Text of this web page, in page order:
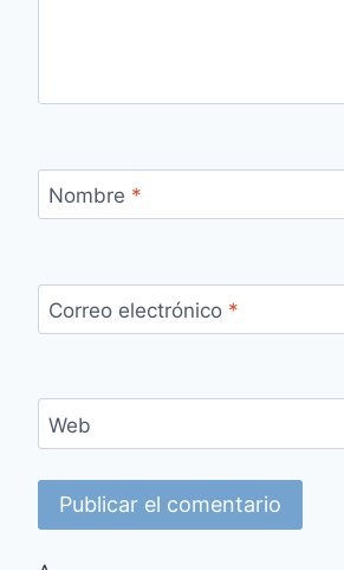
Nombre *
Correo electrónico *
Web